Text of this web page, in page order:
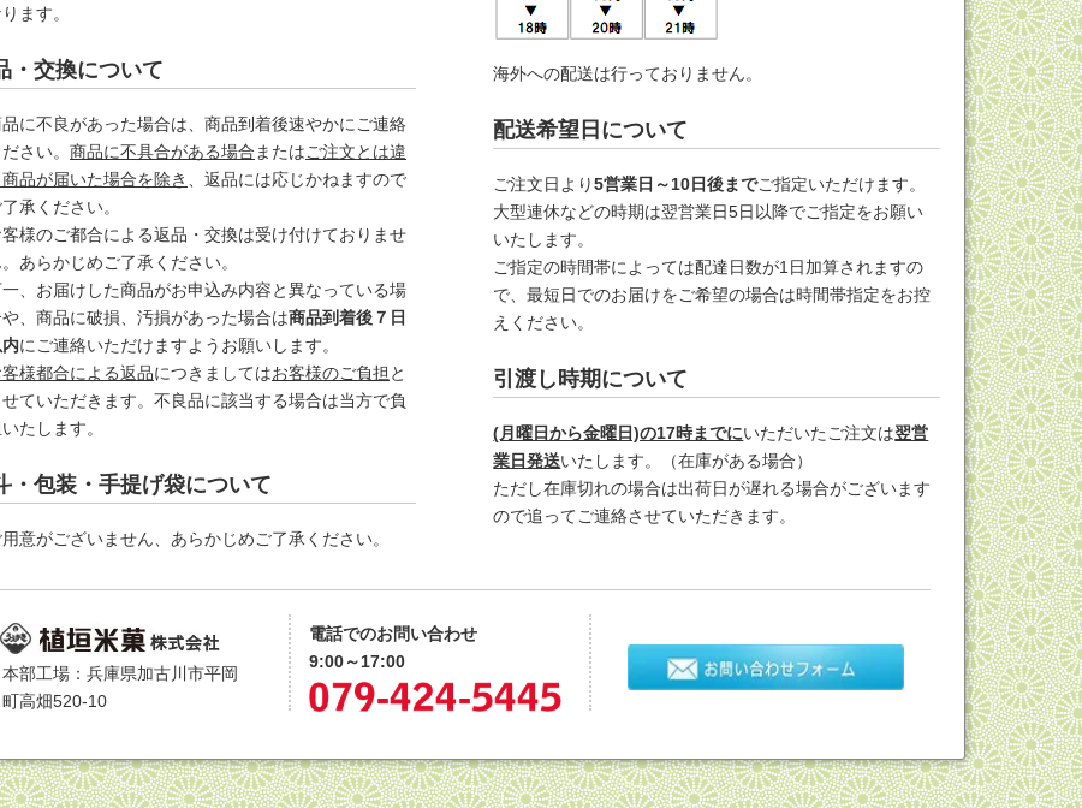
ます。
・交換について
に不良があった場合は、商品到着後速やかにご連絡
ださい。 商品に不具合がある場合 またはご注文とは違
商品が届いた場合を除き
、返品には応じかねますので
了承ください。
客様のご都合による返品・交換は受け付けておりませ
。あらかじめご了承ください。
、お届けした商品がお申込み内容と異なっている場
、商品に破損、汚損があった場合は商品到着後７日
内にご連絡いただけますようお願いします。
客様都合による返品につきましてはお客様のご負担 と
せていただきます。不良品に該当する場合は当方で負
たします。
・包装・手提げ袋について
用意がございません、あらかじめご了承ください。
海外への配送は行っておりません。
配送希望日について
ご注文日より5営業日～10日後までご指定いただけます。
大型連休などの時期は翌営業日5日以降でご指定をお願い
いたします。
ご指定の時間帯によっては配達日数が1日加算されますの
で、最短日でのお届けをご希望の場合は時間帯指定をお控
えください。
引渡し時期について
(月曜日から金曜日)の17時までにいただいたご注文は翌営
業日発送いたします。（在庫がある場合）
ただし在庫切れの場合は出荷日が遅れる場合がございます
ので追ってご連絡させていただきます。
本部工場：兵庫県加古川市平岡
町高畑520-10
電話でのお問い合わせ
9:00～17:00